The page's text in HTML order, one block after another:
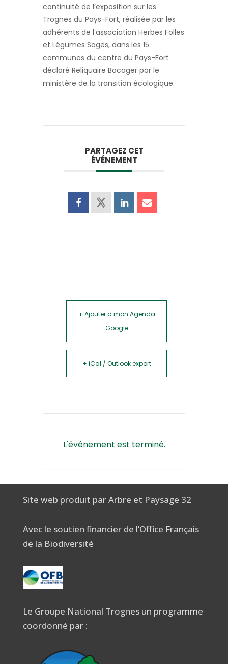
continuité de l’exposition sur les
Trognes du Pays-Fort, réalisée par les
adhérents de l’association Herbes Folles
et Légumes Sages, dans les 15
communes du centre du Pays-Fort
déclaré Reliquaire Bocager par le
ministère de la transition écologique.
PARTAGEZ CET
ÉVÉNEMENT
+ Ajouter à mon Agenda
Google
+ iCal / Outlook export
L'événement est terminé.
Site web produit par Arbre et Paysage 32
Avec le soutien financier de l’Office Français
de la Biodiversité
Le Groupe National Trognes un programme
coordonné par :